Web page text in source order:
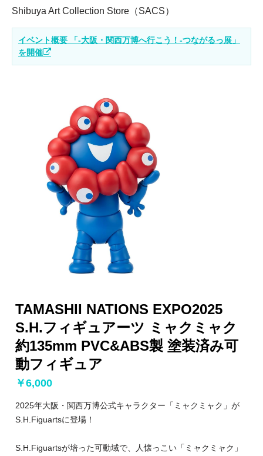
Shibuya Art Collection Store（SACS）
イベント概要 「-大阪・関西万博へ行こう！-つながるっ展」
を開催
TAMASHII NATIONS EXPO2025
S.H.フィギュアーツ ミャクミャク
約135mm PVC&ABS製 塗装済み可
動フィギュア
￥6,000
2025年大阪・関西万博公式キャラクター「ミャクミャク」が
S.H.Figuartsに登場！
S.H.Figuartsが培った可動域で、人懐っこい「ミャクミャク」